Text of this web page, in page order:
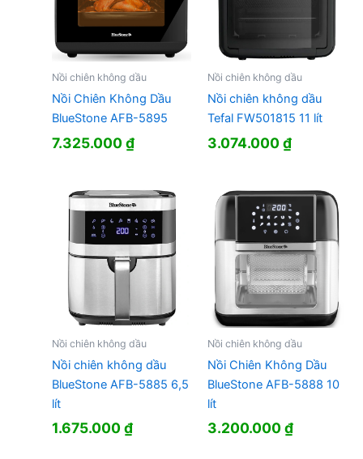
Nồi chiên không dầu
Nồi Chiên Không Dầu
BlueStone AFB-5895
7.325.000₫
Nồi chiên không dầu
Nồi chiên không dầu
Tefal FW501815 11 lít
3.074.000₫
Nồi chiên không dầu
Nồi chiên không dầu
BlueStone AFB-5885 6,5
lít
1.675.000₫
Nồi chiên không dầu
Nồi Chiên Không Dầu
BlueStone AFB-5888 10
lít
3.200.000₫